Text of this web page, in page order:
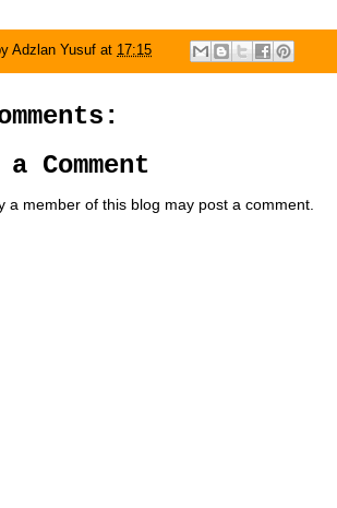
Adzlan Yusuf at 17:15
Comment
a member of this blog may post a comment.